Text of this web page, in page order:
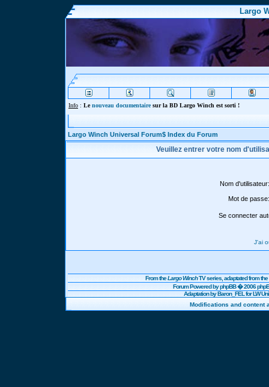
Largo
Info : Lenouveau documentairesur la BD Largo Winch est sorti !
Largo Winch Universal Forum$ Index du Forum
Veuillez entrer votre nom
Nom d'utilisateur:
Mot de passe:
Se connecter
J'ai
From theLargo WinchTV series, adaptated from
Forum Powered byphpBB� 2006
Adaptation by Baron_FEL for LW
Modifications and content